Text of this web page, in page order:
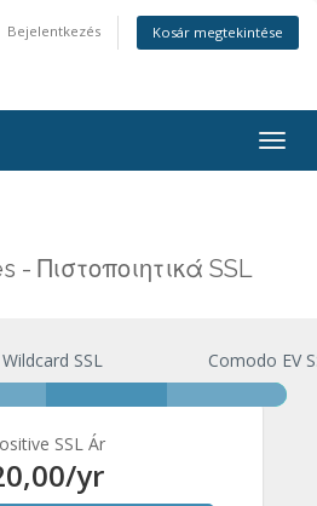
Bejelentkezés Kosár megtekintése
- Πιστοποιητικά SSL
Wildcard SSL Comodo EV
SSL Ár
/yr